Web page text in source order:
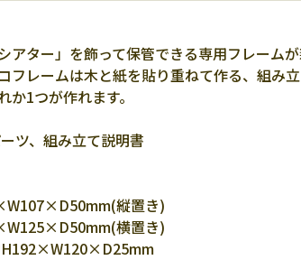
アター」を飾って保管できる専用フレームが
フレームは木と紙を貼り重ねて作る、組み立
1つが作れます。
ツ、組み立て説明書
縦置き)
横置き)
H192×W120×D25mm